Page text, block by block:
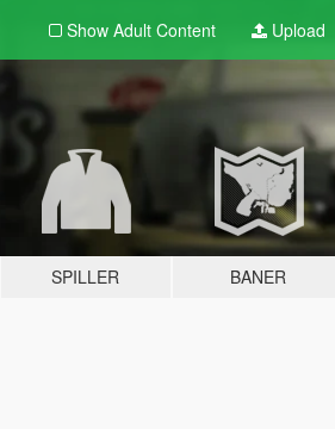
Show Adult Content Upload
SPILLER BANER